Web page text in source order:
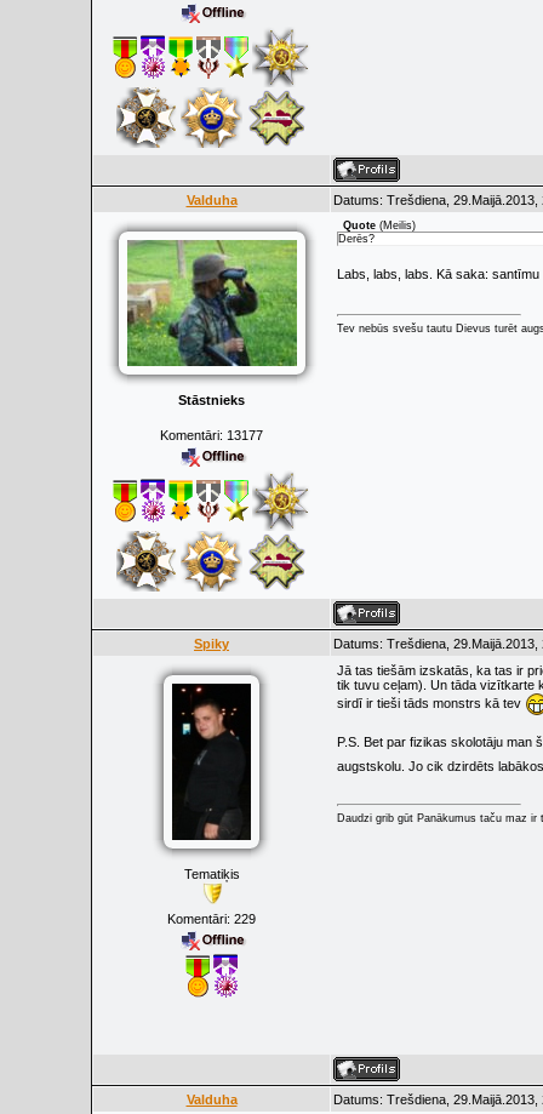
Valduha Datums: Trešdiena,
Stāstnieks
Komentāri: 13177
Quote (Meilis)
Derēs?
Labs, labs, labs. Kā saka:
Tev nebūs svešu tautu Dievus turēt
Spiky Datums: Trešdiena,
Tematiķis
Komentāri: 229
Jā tas tiešām izskatās, ka tas ir
tik tuvu ceļam). Un tāda vizītkarte
sirdī ir tieši tāds monstrs kā tev
P.S. Bet par fizikas skolotāju man
augstskolu. Jo cik dzirdēts
Daudzi grib gūt Panākumus taču maz
Valduha Datums: Trešdiena,